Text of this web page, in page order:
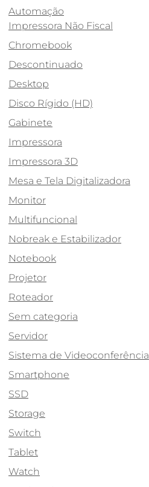
Automação
Impressora Não Fiscal
Chromebook
Descontinuado
Desktop
Disco Rígido (HD)
Gabinete
Impressora
Impressora 3D
Mesa e Tela Digitalizadora
Monitor
Multifuncional
Nobreak e Estabilizador
Notebook
Projetor
Roteador
Sem categoria
Servidor
Sistema de Videoconferência
Smartphone
SSD
Storage
Switch
Tablet
Watch